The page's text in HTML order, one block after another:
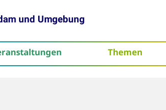
und Umgebung
Themen